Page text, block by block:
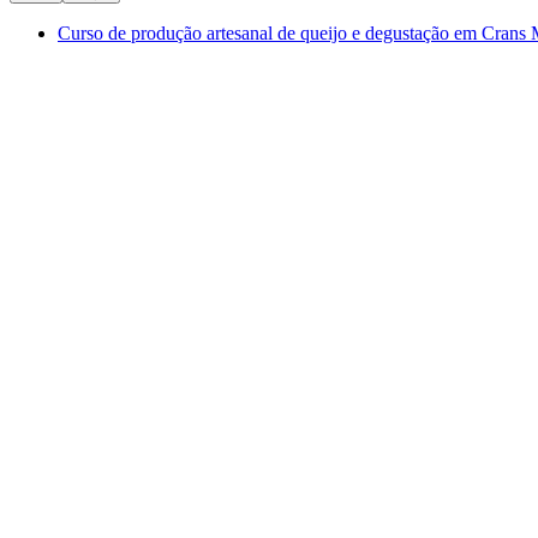
Curso de produção artesanal de queijo e degustação em Crans